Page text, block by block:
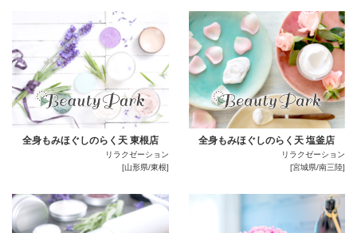
全身もみほぐしのらく天 東根店
リラクゼーション
[山形県/東根]
全身もみほぐしのらく天 塩釜店
リラクゼーション
[宮城県/南三陸]